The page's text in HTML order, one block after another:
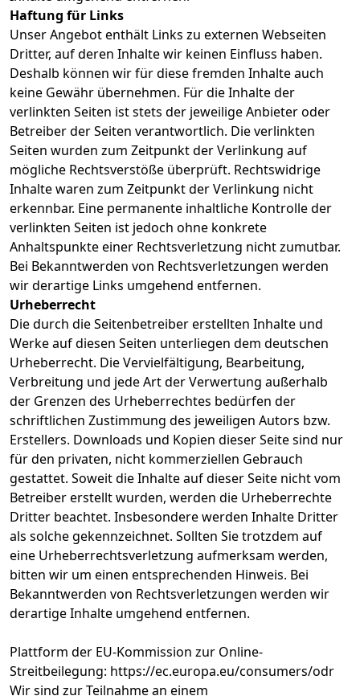
Haftung für Links
Unser Angebot enthält Links zu externen Webseiten
Dritter, auf deren Inhalte wir keinen Einfluss haben.
Deshalb können wir für diese fremden Inhalte auch
keine Gewähr übernehmen. Für die Inhalte der
verlinkten Seiten ist stets der jeweilige Anbieter oder
Betreiber der Seiten verantwortlich. Die verlinkten
Seiten wurden zum Zeitpunkt der Verlinkung auf
mögliche Rechtsverstöße überprüft. Rechtswidrige
Inhalte waren zum Zeitpunkt der Verlinkung nicht
erkennbar. Eine permanente inhaltliche Kontrolle der
verlinkten Seiten ist jedoch ohne konkrete
Anhaltspunkte einer Rechtsverletzung nicht zumutbar.
Bei Bekanntwerden von Rechtsverletzungen werden
wir derartige Links umgehend entfernen.
Urheberrecht
Die durch die Seitenbetreiber erstellten Inhalte und
Werke auf diesen Seiten unterliegen dem deutschen
Urheberrecht. Die Vervielfältigung, Bearbeitung,
Verbreitung und jede Art der Verwertung außerhalb
der Grenzen des Urheberrechtes bedürfen der
schriftlichen Zustimmung des jeweiligen Autors bzw.
Erstellers. Downloads und Kopien dieser Seite sind nur
für den privaten, nicht kommerziellen Gebrauch
gestattet. Soweit die Inhalte auf dieser Seite nicht vom
Betreiber erstellt wurden, werden die Urheberrechte
Dritter beachtet. Insbesondere werden Inhalte Dritter
als solche gekennzeichnet. Sollten Sie trotzdem auf
eine Urheberrechtsverletzung aufmerksam werden,
bitten wir um einen entsprechenden Hinweis. Bei
Bekanntwerden von Rechtsverletzungen werden wir
derartige Inhalte umgehend entfernen.
Plattform der EU-Kommission zur Online-
Streitbeilegung: https://ec.europa.eu/consumers/odr
Wir sind zur Teilnahme an einem